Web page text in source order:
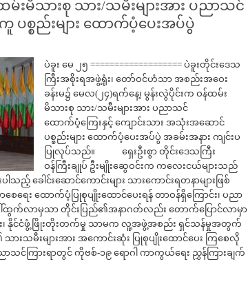
းမိသားစု သား/သမီးများအား ပညာသင်
စ္စည်းများ ထောက်ပံ့ပေးအပ်ပွဲ
ပဲခူး မေ ၂၅ =================== ပဲခူးတိုင်းဒေသ
ကြီးအစိုးရအဖွဲ့ရုံး၊ တော်ဝင်ဟံသာ အစည်းအဝေး
ခန်းမ၌ မေလ(၂၄)ရက်နေ့၊ မွန်းလွဲပိုင်းက ဝန်ထမ်း
မိသားစု သား/သမီးများအား ပညာသင်
ထောက်ပံ့ကြေးနှင့် ကျောင်းသား အသုံးအဆောင်
ပစ္စည်းများ ထောက်ပံ့ပေးအပ်ပွဲ အခမ်းအနား ကျင်းပ
ပြုလုပ်သည်။ ရှေးဦးစွာ တိုင်းဒေသကြီး
ဝန်ကြီးချုပ် ဦးမျိုးဆွေဝင်းက ကလေးငယ်များသည်
ခေါင်းဆောင်ကောင်းများ သားကောင်းရတနာများဖြစ်
ေး ထောက်ပံ့ပြုစုပျိုးထောင်ပေးရန် တာဝန်ရှိကြောင်း၊ ပညာ
ေါ်ထွက်လာမှသာ တိုင်းပြည်၏အနာဂတ်လည်း တောက်ပြောင်လာမှာ
ရေး၊ နိုင်ငံဖွံ့ဖြိုးတိုးတက်မှု သာမက လူ့အဖွဲ့အစည်း ရှင်သန်မှုအတွက်
းများအား အကောင်းဆုံး ပြုစုပျိုးထောင်ပေး ကြစေလို
ာသင်ကြားရာတွင် ကိုဗစ်-၁၉ ရောဂါ ကာကွယ်ရေး ညွှန်ကြားချက်